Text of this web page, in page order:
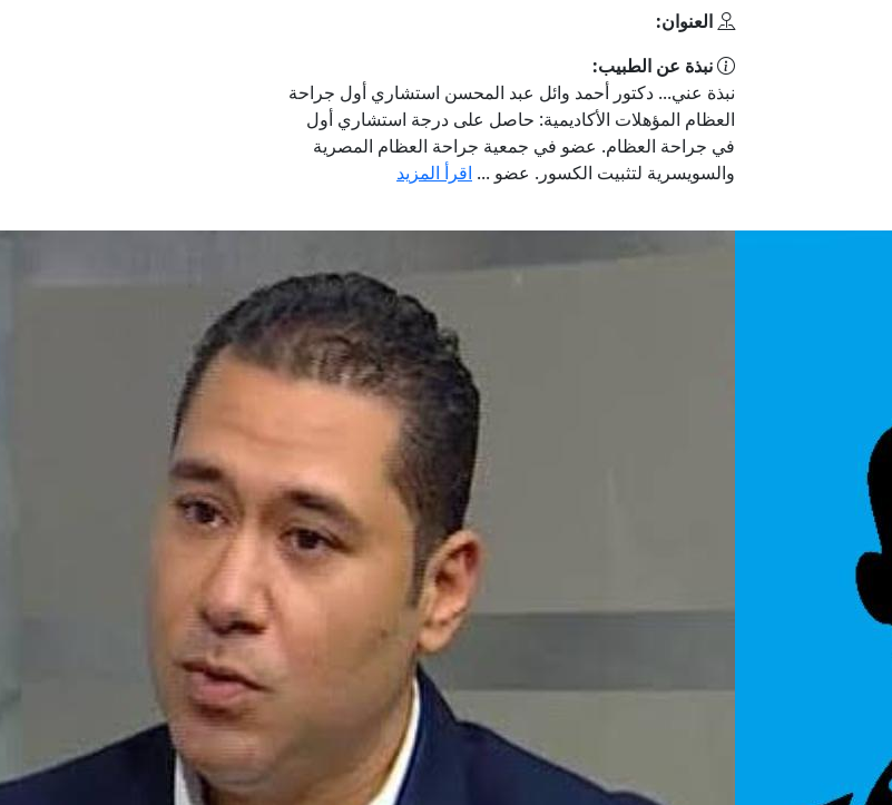
العنوان:
نبذة عن الطبيب:
نبذة عني... دكتور أحمد وائل عبد المحسن استشاري أول جراحة
العظام المؤهلات الأكاديمية: حاصل على درجة استشاري أول
في جراحة العظام. عضو في جمعية جراحة العظام المصرية
والسويسرية لتثبيت الكسور. عضو ... اقرأ المزيد